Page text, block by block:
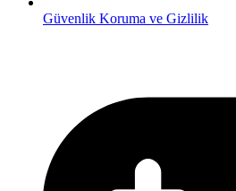
Güvenlik Koruma ve Gizlilik